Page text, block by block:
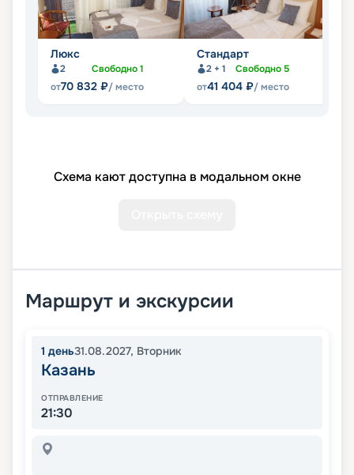
Люкс
2 Свободно1
от70 832 ₽/ место
Стандарт
2 + 1 Свободно5
от41 404 ₽/ место
Схема кают доступна в модальном окне
Маршрут и экскурсии
1 день31.08.2027, Вторник
Казань
ОТПРАВЛЕНИЕ
21:30